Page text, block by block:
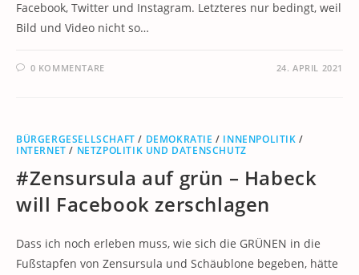
Facebook, Twitter und Instagram. Letzteres nur bedingt, weil
Bild und Video nicht so…
0 KOMMENTARE 24. APRIL 2021
BÜRGERGESELLSCHAFT / DEMOKRATIE / INNENPOLITIK /
INTERNET / NETZPOLITIK UND DATENSCHUTZ
#Zensursula auf grün – Habeck
will Facebook zerschlagen
Dass ich noch erleben muss, wie sich die GRÜNEN in die
Fußstapfen von Zensursula und Schäublone begeben, hätte